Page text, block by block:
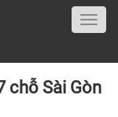
chỗ Sài Gòn